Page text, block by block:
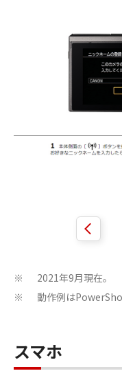
※ 2021年9月現在。
※ 動作例は
スマホ